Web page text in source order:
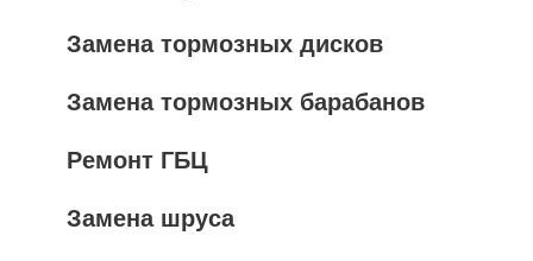
Замена тормозных дисков
Замена тормозных барабанов
Ремонт ГБЦ
Замена шруса